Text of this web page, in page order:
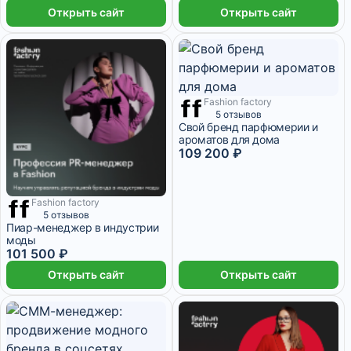
Открыть сайт Открыть сайт
3 месяца
Fashion factory
5 отзывов
Пиар-менеджер в индустрии
моды
101 500 ₽
Открыть сайт
4 месяцаFashion factory
5 отзывов
Свой бренд парфюмерии и
ароматов для дома
109 200 ₽
Открыть сайт